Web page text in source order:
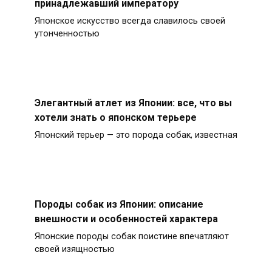
принадлежавший императору
Японское искусство всегда славилось своей
утонченностью
Элегантный атлет из Японии: все, что вы
хотели знать о японском терьере
Японский терьер — это порода собак, известная
Породы собак из Японии: описание
внешности и особенностей характера
Японские породы собак поистине впечатляют
своей изящностью